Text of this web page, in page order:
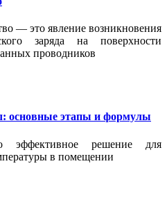
— это явление возникновения
заряда на поверхности
проводников
основные этапы и формулы
решение для
в помещении